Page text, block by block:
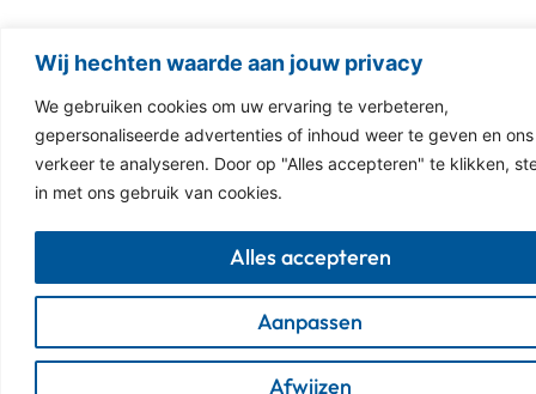
Wij hechten waarde aan jouw privacy
We gebruiken cookies om uw ervaring te verbeteren,
gepersonaliseerde advertenties of inhoud weer te geven en ons
verkeer te analyseren. Door op "Alles accepteren" te klikken,
in met ons gebruik van cookies.
Aanpassen
Afwijzen
Alles accepteren